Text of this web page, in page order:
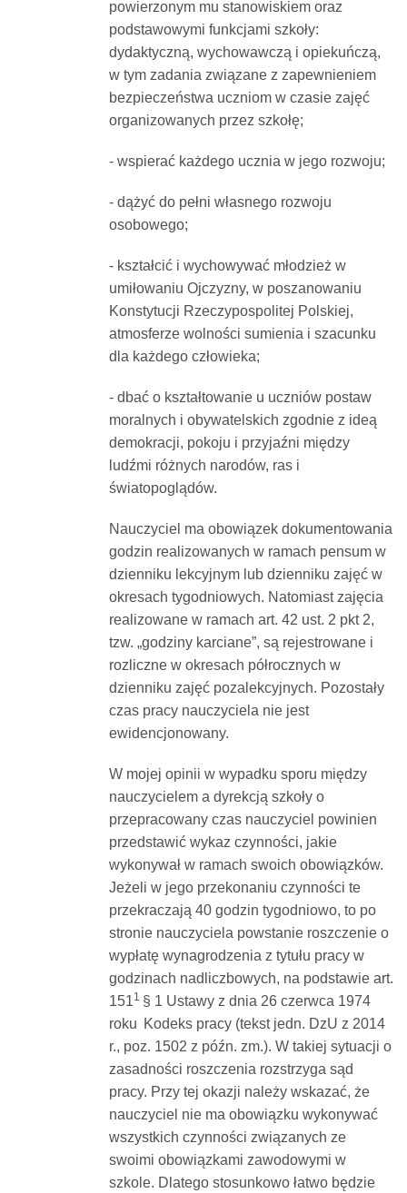
powierzonym mu stanowiskiem oraz
podstawowymi funkcjami szkoły:
dydaktyczną, wychowawczą i opiekuńczą,
w tym zadania związane z zapewnieniem
bezpieczeństwa uczniom w czasie zajęć
organizowanych przez szkołę;
- wspierać każdego ucznia w jego rozwoju;
- dążyć do pełni własnego rozwoju
osobowego;
- kształcić i wychowywać młodzież w
umiłowaniu Ojczyzny, w poszanowaniu
Konstytucji Rzeczypospolitej Polskiej,
atmosferze wolności sumienia i szacunku
dla każdego człowieka;
- dbać o kształtowanie u uczniów postaw
moralnych i obywatelskich zgodnie z ideą
demokracji, pokoju i przyjaźni między
ludźmi różnych narodów, ras i
światopoglądów.
Nauczyciel ma obowiązek dokumentowania
godzin realizowanych w ramach pensum w
dzienniku lekcyjnym lub dzienniku zajęć w
okresach tygodniowych. Natomiast zajęcia
realizowane w ramach art. 42 ust. 2 pkt 2,
tzw. „godziny karciane”, są rejestrowane i
rozliczne w okresach półrocznych w
dzienniku zajęć pozalekcyjnych. Pozostały
czas pracy nauczyciela nie jest
ewidencjonowany.
W mojej opinii w wypadku sporu między
nauczycielem a dyrekcją szkoły o
przepracowany czas nauczyciel powinien
przedstawić wykaz czynności, jakie
wykonywał w ramach swoich obowiązków.
Jeżeli w jego przekonaniu czynności te
przekraczają 40 godzin tygodniowo, to po
stronie nauczyciela powstanie roszczenie o
wypłatę wynagrodzenia z tytułu pracy w
godzinach nadliczbowych, na podstawie art.
1511 § 1 Ustawy z dnia 26 czerwca 1974
roku Kodeks pracy (tekst jedn. DzU z 2014
r., poz. 1502 z późn. zm.). W takiej sytuacji o
zasadności roszczenia rozstrzyga sąd
pracy. Przy tej okazji należy wskazać, że
nauczyciel nie ma obowiązku wykonywać
wszystkich czynności związanych ze
swoimi obowiązkami zawodowymi w
szkole. Dlatego stosunkowo łatwo będzie